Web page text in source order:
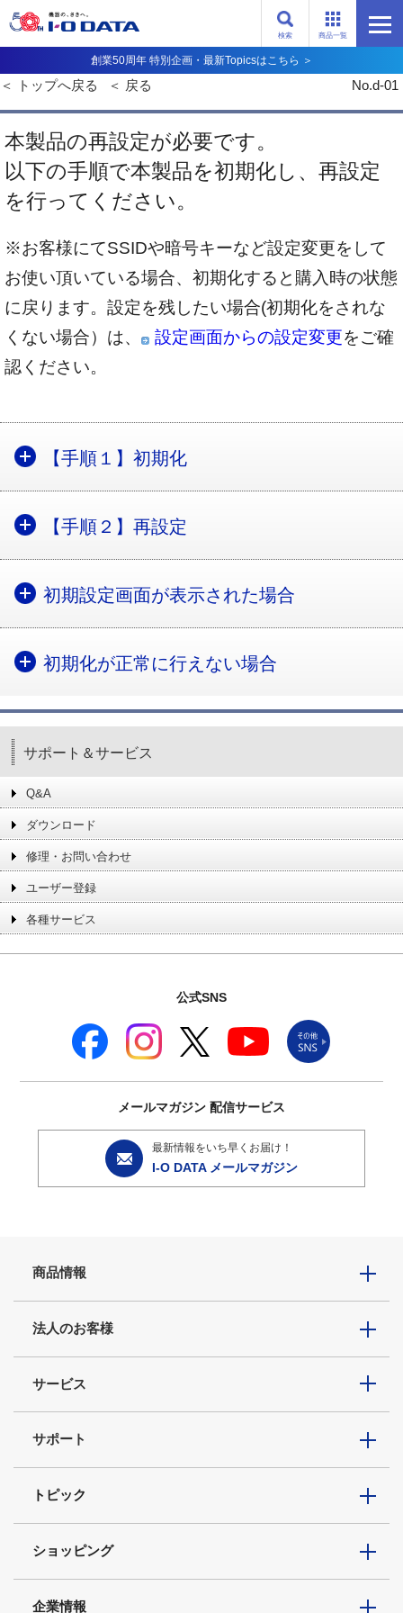
商品一覧
検索
創業50周年 特別企画・最新Topicsはこちら ＞
トップへ戻る 戻る No.d-01
本製品の再設定が必要です。
以下の手順で本製品を初期化し、再設定
を行ってください。
※お客様にてSSIDや暗号キーなど設定変更をして
お使い頂いている場合、初期化すると購入時の状態
に戻ります。設定を残したい場合(初期化をされな
くない場合）は、
設定画面からの設定変更をご確
認ください。
【手順１】初期化
【手順２】再設定
初期設定画面が表示された場合
初期化が正常に行えない場合
サポート＆サービス
Q&A
ダウンロード
修理・お問い合わせ
ユーザー登録
各種サービス
公式SNS
メールマガジン 配信サービス
最新情報をいち早くお届け！
I-O DATA メールマガジン
商品情報
法人のお客様
サービス
サポート
トピック
ショッピング
企業情報